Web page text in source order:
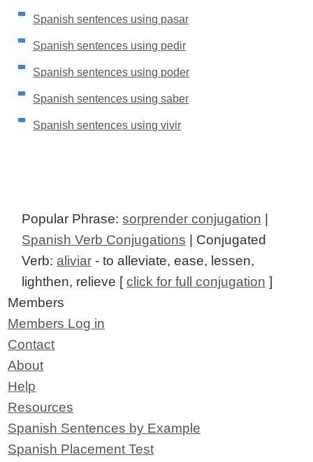
Spanish sentences using pasar
Spanish sentences using pedir
Spanish sentences using poder
Spanish sentences using saber
Spanish sentences using vivir
Popular Phrase:sorprender conjugation
Spanish Verb Conjugations | Conjugated
Verb: aliviar - to alleviate, ease, lessen,
lighthen, relieve [click for full conjugation ]
Members
Members Log in
Contact
About
Help
Resources
Spanish Sentences by Example
Spanish Placement Test